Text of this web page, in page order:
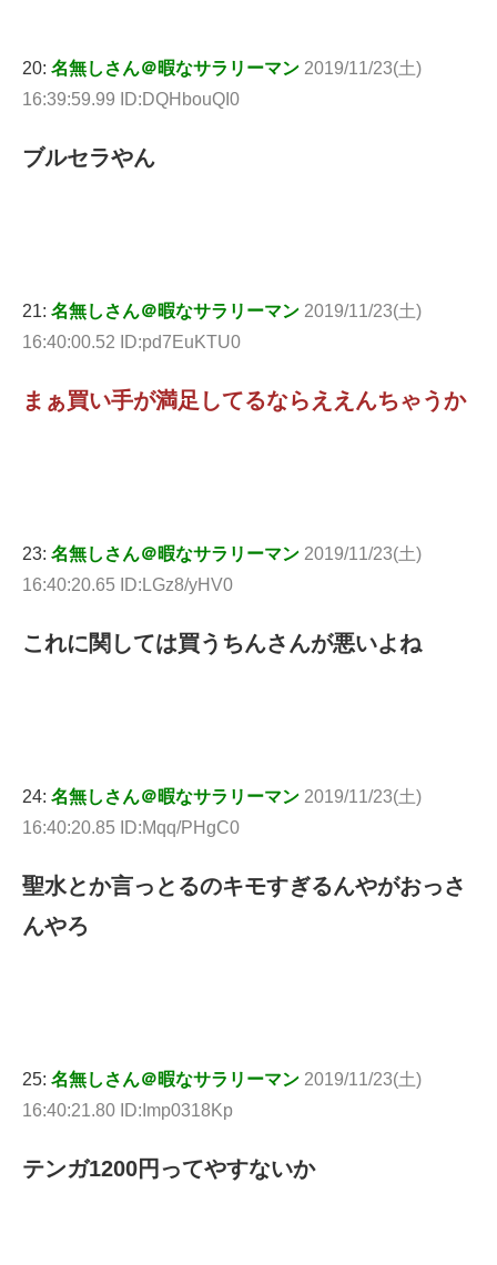
20: 名無しさん＠暇なサラリーマン 2019/11/23(土)
16:39:59.99 ID:DQHbouQI0
ブルセラやん
21: 名無しさん＠暇なサラリーマン 2019/11/23(土)
16:40:00.52 ID:pd7EuKTU0
まぁ買い手が満足してるならええんちゃうか
23: 名無しさん＠暇なサラリーマン 2019/11/23(土)
16:40:20.65 ID:LGz8/yHV0
これに関しては買うちんさんが悪いよね
24: 名無しさん＠暇なサラリーマン 2019/11/23(土)
16:40:20.85 ID:Mqq/PHgC0
聖水とか言っとるのキモすぎるんやがおっさ
んやろ
25: 名無しさん＠暇なサラリーマン 2019/11/23(土)
16:40:21.80 ID:Imp0318Kp
テンガ1200円ってやすないか